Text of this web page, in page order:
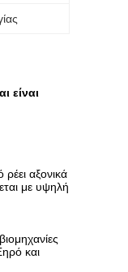
είναι
αξονικά
με υψηλή
και